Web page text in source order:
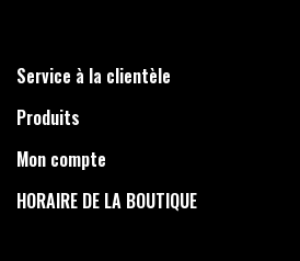
Service à la clientèle
Produits
Mon compte
HORAIRE DE LA BOUTIQUE